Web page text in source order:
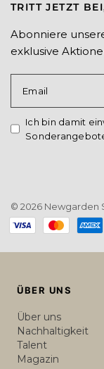
TRITT JETZT
Abonniere
exklusive
Email
Ich bin damit
© 2026 Newgarden
ÜBER UNS
Über uns
Nachhaltigkeit
Talent
Magazin